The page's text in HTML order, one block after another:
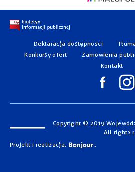
Deklaracja dostępności
Konkursy ofert
Zamówienia
Kontakt
Copyright © 2019
All rights
Projekt i realizacja: